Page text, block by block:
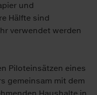
und
Hälfte sind
verwendet werden
Piloteinsätzen eines
gemeinsam mit dem